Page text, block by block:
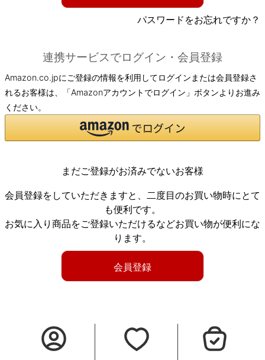
パスワードをお忘れですか？
連携サービスでログイン・会員登録
Amazon.co.jpにご登録の情報を利用してログインまたは会員登録さ
れるお客様は、「Amazonアカウントでログイン」ボタンよりお進み
ください。
まだご登録がお済みでないお客様
会員登録をしていただきますと、二度目のお買い物時にとて
も便利です。
お気に入り商品をご登録いただけるなどお買い物が便利にな
ります。
会員登録